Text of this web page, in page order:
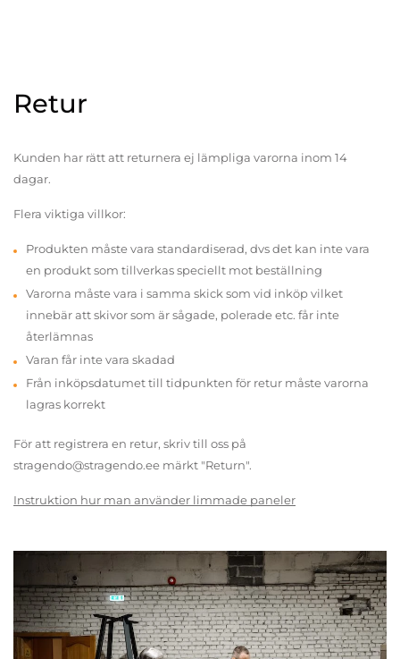
Retur
Kunden har rätt att returnera ej lämpliga varorna inom 14
dagar.
Flera viktiga villkor:
Produkten måste vara standardiserad, dvs det kan inte vara
en produkt som tillverkas speciellt mot beställning
Varorna måste vara i samma skick som vid inköp vilket
innebär att skivor som är sågade, polerade etc. får inte
återlämnas
Varan får inte vara skadad
Från inköpsdatumet till tidpunkten för retur måste varorna
lagras korrekt
För att registrera en retur, skriv till oss på
stragendo@stragendo.ee märkt "Return".
Instruktion hur man använder limmade paneler